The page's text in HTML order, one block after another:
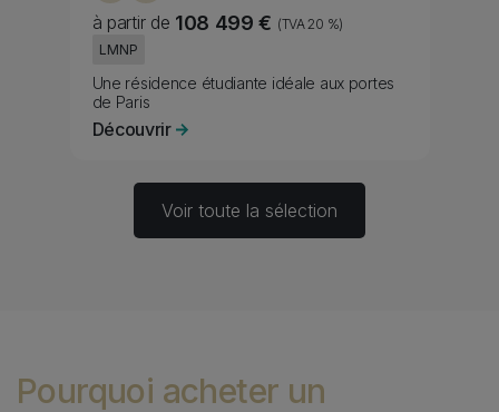
à partir de 108 499 € (TVA 20 %)
Fiscality
LMNP
Subtitle
Une résidence étudiante idéale aux portes
de Paris
Découvrir
Voir toute la sélection
Pourquoi acheter un